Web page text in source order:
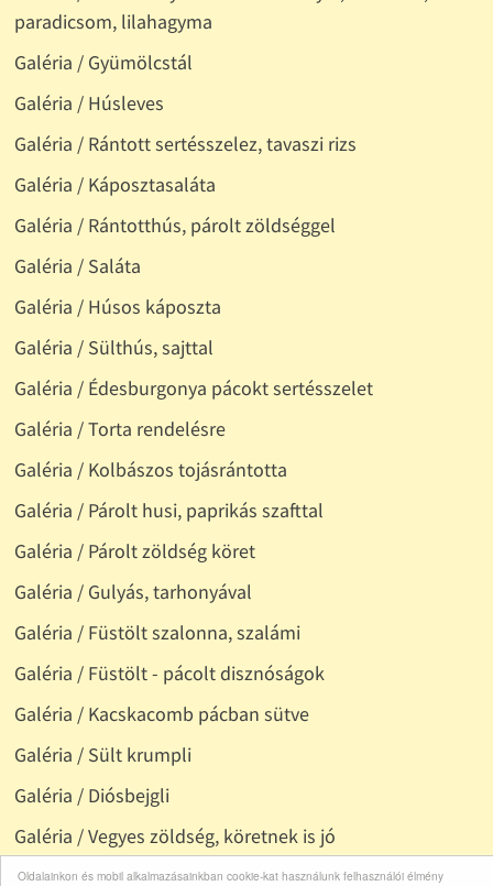
Oldalainkon és mobil alkalmazásainkban cookie-kat használunk felhasználói élmény
paradicsom, lilahagyma
Galéria / Gyümölcstál
Galéria / Húsleves
Galéria / Rántott sertésszelez, tavaszi rizs
Galéria / Káposztasaláta
Galéria / Rántotthús, párolt zöldséggel
Galéria / Saláta
Galéria / Húsos káposzta
Galéria / Sülthús, sajttal
Galéria / Édesburgonya pácokt sertésszelet
Galéria / Torta rendelésre
Galéria / Kolbászos tojásrántotta
Galéria / Párolt husi, paprikás szafttal
Galéria / Párolt zöldség köret
Galéria / Gulyás, tarhonyával
Galéria / Füstölt szalonna, szalámi
Galéria / Füstölt - pácolt disznóságok
Galéria / Kacskacomb pácban sütve
Galéria / Sült krumpli
Galéria / Diósbejgli
Galéria / Vegyes zöldség, köretnek is jó
Galéria / Méz keretben, lépesméz